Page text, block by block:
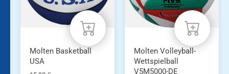
Molten Basketball
USA
Molten Volleyball-
Wettspielball
V5M5000-DE